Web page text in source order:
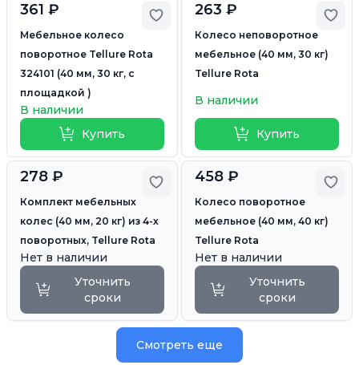
Добавить в избранное
361 ₽
Мебельное колесо
поворотное Tellure Rota
324101 (40 мм, 30 кг, с
площадкой )
В наличии
Купить
263 ₽
Колесо неповоротное
мебельное (40 мм, 30 кг)
Tellure Rota
В наличии
Купить
Добавить в избранное
278 ₽
Комплект мебельных
колес (40 мм, 20 кг) из 4-х
поворотных, Tellure Rota
Нет в наличии
Уточнить
сроки
458 ₽
Колесо поворотное
мебельное (40 мм, 40 кг)
Tellure Rota
Нет в наличии
Уточнить
сроки
Смотреть еще